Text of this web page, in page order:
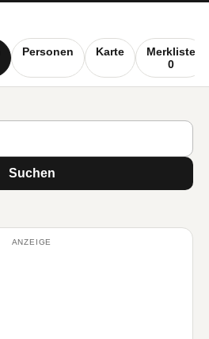
Personen Karte
Merkliste
0
Suchen
ANZEIGE